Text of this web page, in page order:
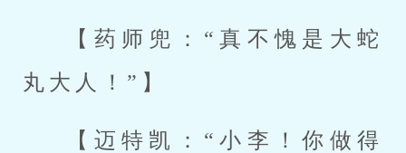
【药师兜：“真不愧是大蛇
丸大人！”】
【迈特凯：“小李！你做得